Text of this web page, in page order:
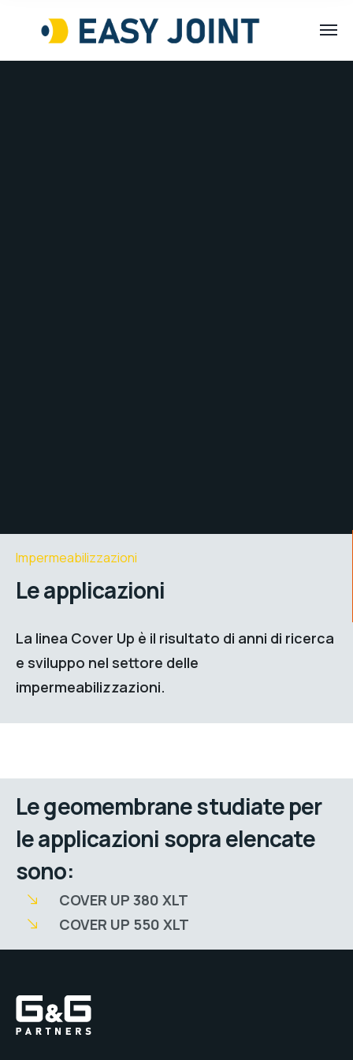
Impermeabilizzazioni
Le applicazioni
La linea Cover Up è il risultato di anni di ricerca
e sviluppo nel settore delle
impermeabilizzazioni.
Le geomembrane studiate per
le applicazioni sopra elencate
sono:
COVER UP 380 XLT
COVER UP 550 XLT